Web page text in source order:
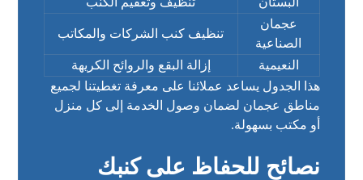
عجمان
الصناعية
تنظيف كنب الشركات والمكاتب
النعيمية
إزالة البقع والروائح الكريهة
هذا الجدول يساعد عملائنا على معرفة تغطيتنا لجميع
مناطق عجمان لضمان وصول الخدمة إلى كل منزل
أو مكتب بسهولة.
نصائح للحفاظ على كنبك